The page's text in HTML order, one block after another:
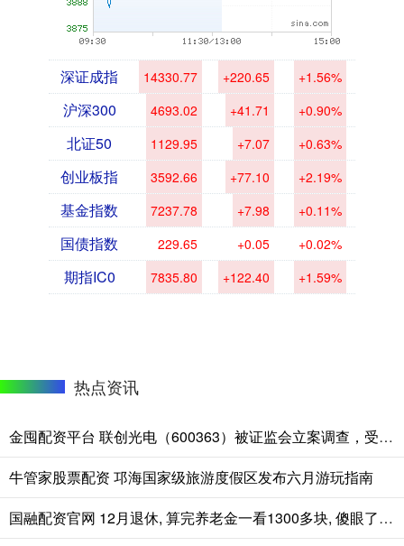
深证成指 14330.77 +220.65 +1.56%
沪深300 4693.02 +41.71 +0.90%
北证50 1129.95 +7.07 +0.63%
创业板指 3592.66 +77.10 +2.19%
基金指数 7237.78 +7.98 +0.11%
国债指数 229.65 +0.05 +0.02%
期指IC0 7835.80 +122.40 +1.59%
热点资讯
金囤配资平台 联创光电（600363）被证监会立案调查，受损股民可索赔
牛管家股票配资 邛海国家级旅游度假区发布六月游玩指南
国融配资官网 12月退休, 算完养老金一看1300多块, 傻眼了, 来帮看看核定单